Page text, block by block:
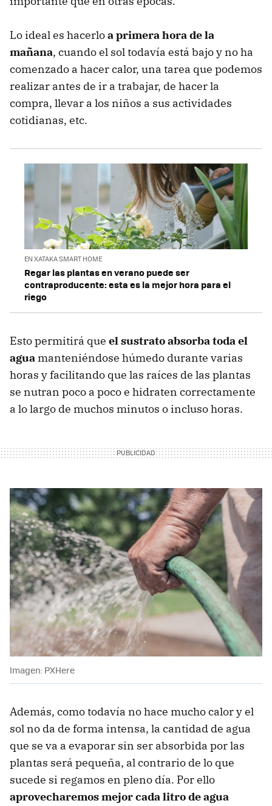
Lo ideal es hacerloa primera hora de la
mañana, cuando el sol todavía está bajo y no ha
comenzado a hacer calor, una tarea que podemos
realizar antes de ir a trabajar, de hacer la
compra, llevar a los niños a sus actividades
cotidianas, etc.
EN XATAKA SMART HOME
Regar las plantas en verano puede ser
contraproducente: esta es la mejor hora para el
riego
Esto permitirá que el sustrato absorba toda el
agua manteniéndose húmedo durante varias
horas y facilitando que las raíces de las plantas
se nutran poco a poco e hidraten correctamente
a lo largo de muchos minutos o incluso horas.
Imagen: PXHere
Además, como todavía no hace mucho calor y el
sol no da de forma intensa, la cantidad de agua
que se va a evaporar sin ser absorbida por las
plantas será pequeña, al contrario de lo que
sucede si regamos en pleno día. Por ello
aprovecharemos mejor cada litro de agua